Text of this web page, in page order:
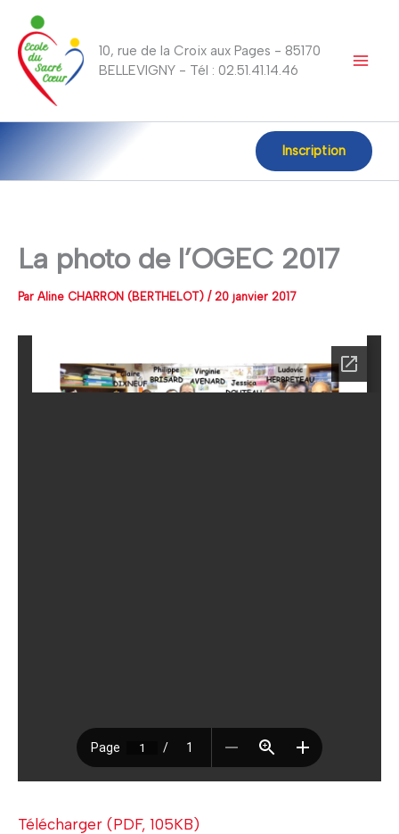
contenu
10, rue de la Croix aux Pages - 85170
BELLEVIGNY - Tél : 02.51.41.14.46
Inscription
La photo de l’OGEC 2017
Par Aline CHARRON (BERTHELOT) / 20 janvier 2017
Télécharger (PDF, 105KB)